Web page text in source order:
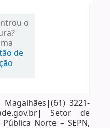
o
de
3221-
Setor de
Norte – SEPN,